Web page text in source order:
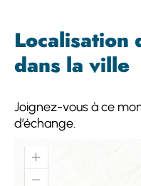
Localisation
dans la ville
Joignez-vous à ce
d’échange.